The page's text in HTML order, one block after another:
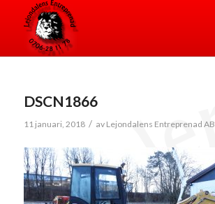
DSCN1866
11 januari, 2018 / av Lejondalens Entreprenad AB